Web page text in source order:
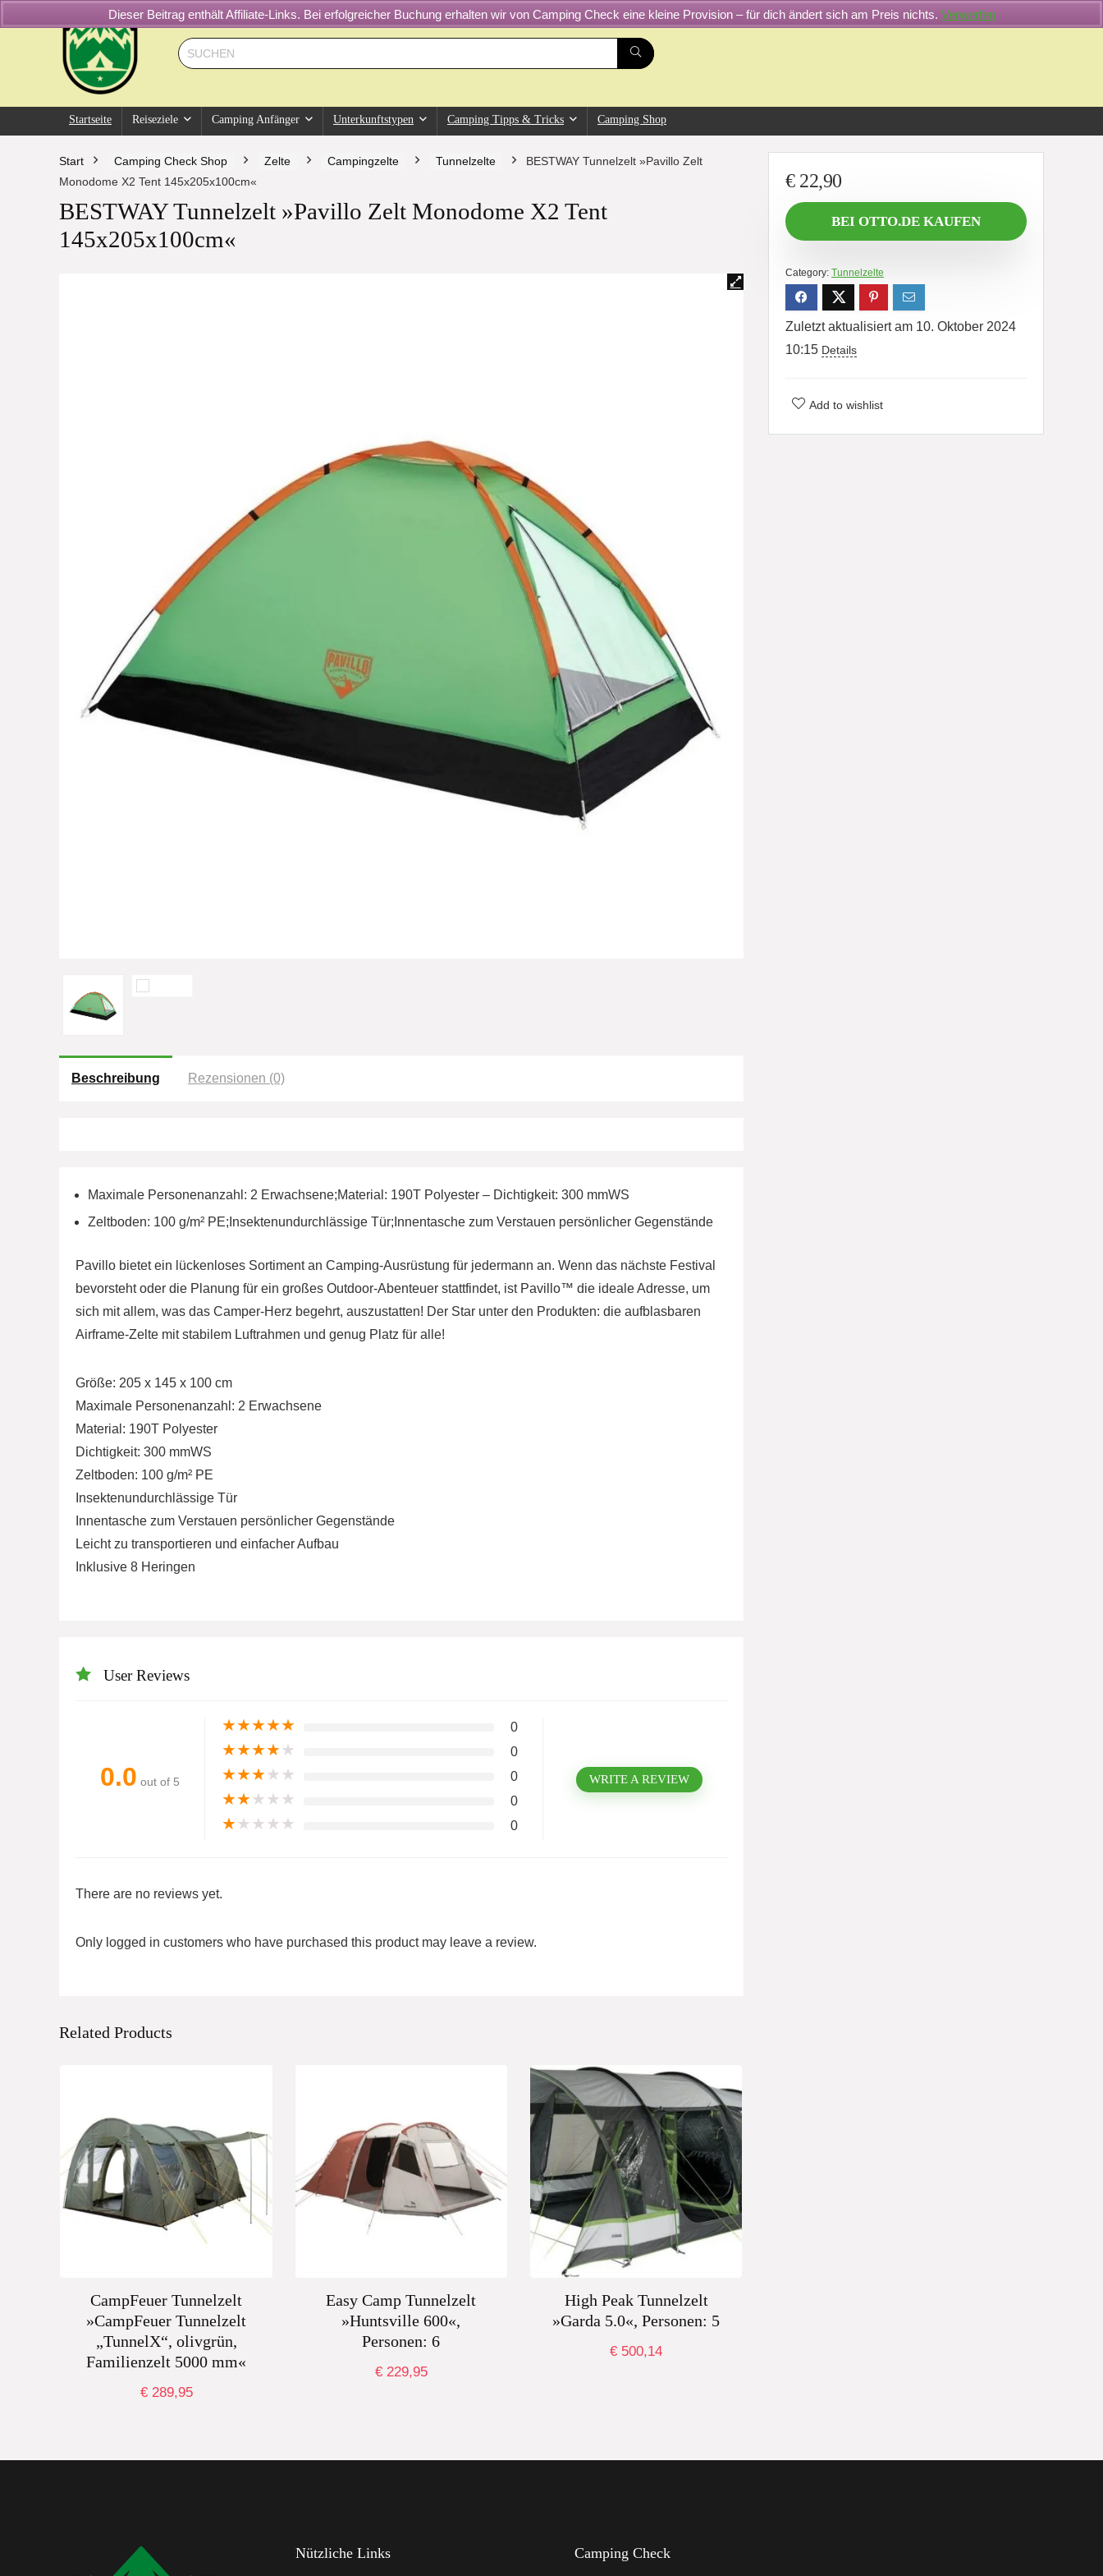
Dieser Beitrag enthält Affiliate-Links. Bei erfolgreicher Buchung erhalten wir von Camping Check eine kleine Provision – für dich ändert sich am Preis nichts. Verwerfen
Startseite Reiseziele Camping Anfänger Unterkunftstypen Camping Tipps & Tricks Camping Shop
Start Camping Check Shop Zelte Campingzelte Tunnelzelte
BESTWAY Tunnelzelt »Pavillo Zelt
Monodome X2 Tent 145x205x100cm«
BESTWAY Tunnelzelt »Pavillo Zelt Monodome X2 Tent
145x205x100cm«
Beschreibung Rezensionen (0)
Maximale Personenanzahl: 2 Erwachsene;Material: 190T Polyester – Dichtigkeit: 300 mmWS
Zeltboden: 100 g/m² PE;Insektenundurchlässige Tür;Innentasche zum Verstauen persönlicher Gegenstände
Pavillo bietet ein lückenloses Sortiment an Camping-Ausrüstung für jedermann an. Wenn das nächste Festival
bevorsteht oder die Planung für ein großes Outdoor-Abenteuer stattfindet, ist Pavillo™ die ideale Adresse, um
sich mit allem, was das Camper-Herz begehrt, auszustatten! Der Star unter den Produkten: die aufblasbaren
Airframe-Zelte mit stabilem Luftrahmen und genug Platz für alle!
Größe: 205 x 145 x 100 cm
Maximale Personenanzahl: 2 Erwachsene
Material: 190T Polyester
Dichtigkeit: 300 mmWS
Zeltboden: 100 g/m² PE
Insektenundurchlässige Tür
Innentasche zum Verstauen persönlicher Gegenstände
Leicht zu transportieren und einfacher Aufbau
Inklusive 8 Heringen
User Reviews
0.0 out of 5
★★★★★ 0
★★★★★ 0
★★★★★ 0
★★★★★ 0
★★★★★ 0
WRITE A REVIEW
There are no reviews yet.
Only logged in customers who have purchased this product may leave a review.
Related Products
CampFeuer Tunnelzelt
»CampFeuer Tunnelzelt
„TunnelX“, olivgrün,
Familienzelt 5000 mm«
€289,95
Easy Camp Tunnelzelt
»Huntsville 600«,
Personen: 6
€229,95
High Peak Tunnelzelt
»Garda 5.0«, Personen: 5
€ 500,14
€22,90
BEI OTTO.DE KAUFEN
Category: Tunnelzelte
Zuletzt aktualisiert am 10. Oktober 2024
10:15 Details
Add to wishlist
Nützliche Links Camping Check